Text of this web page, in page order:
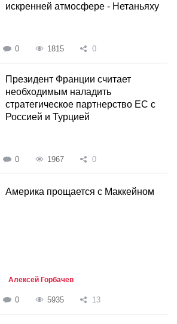
искренней атмосфере - Нетаньяху
0 1815 0
Президент Франции считает
необходимым наладить
стратегическое партнерство ЕС с
Россией и Турцией
0 1967 0
Америка прощается с Маккейном
Алексей Горбачев
0 5935 13